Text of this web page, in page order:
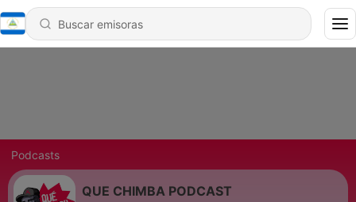
Podcasts
QUE CHIMBA PODCAST